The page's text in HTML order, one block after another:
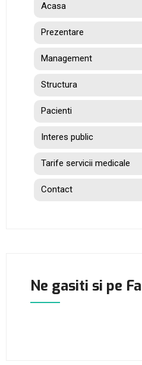
Acasa
Prezentare
Management
Structura
Pacienti
Interes public
Tarife servicii medicale
Contact
Ne gasiti si pe